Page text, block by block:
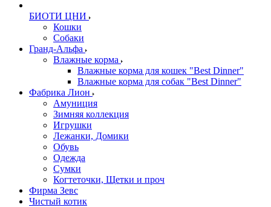
БИОТИ ЦНИ
Кошки
Собаки
Гранд-Альфа
Влажные корма
Влажные корма для кошек "Best Dinner"
Влажные корма для собак "Best Dinner"
Фабрика Лион
Амуниция
Зимняя коллекция
Игрушки
Лежанки, Домики
Обувь
Одежда
Сумки
Когтеточки, Щетки и проч
Фирма Зевс
Чистый котик